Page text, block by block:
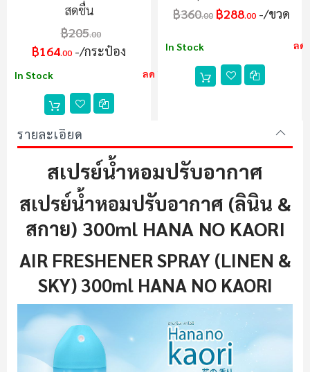
สดชื่น
฿205.00
฿164.00 /กระป๋อง
In Stock ลด 20%
฿360.00 ฿288.00 /ขวด
In Stock ลด
รายละเอียด
สเปรย์น้ำหอมปรับอากาศ
สเปรย์น้ำหอมปรับอากาศ (ลินิน &
สกาย) 300ml HANA NO KAORI
AIR FRESHENER SPRAY (LINEN &
SKY) 300ml HANA NO KAORI